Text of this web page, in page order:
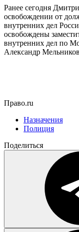
Ранее сегодня
освобождении от
внутренних дел
освобождены
внутренних дел по
Александр
Право.ru
Назначения
Полиция
Поделиться